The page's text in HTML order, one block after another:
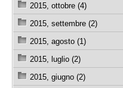
2015, ottobre (4)
2015, settembre (2)
2015, agosto (1)
2015, luglio (2)
2015, giugno (2)